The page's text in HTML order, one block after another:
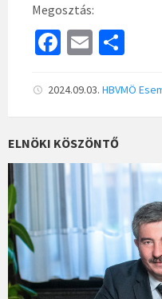
Megosztás:
Fa
b
o
o
k
E
ai
l
ar
e
2024.09.03. HBVMÖ
ELNÖKI KÖSZÖNTŐ